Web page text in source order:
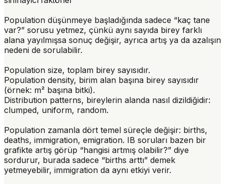
Population düşünmeye başladığında sadece “kaç tane
var?” sorusu yetmez, çünkü aynı sayıda birey farklı
alana yayılmışsa sonuç değişir, ayrıca artış ya da azalışın
nedeni de sorulabilir.
Population size, toplam birey sayısıdır.
Population density, birim alan başına birey sayısıdır
(örnek: m² başına bitki).
Distribution patterns, bireylerin alanda nasıl dizildiğidir:
clumped, uniform, random.
Population zamanla dört temel süreçle değişir: births,
deaths, immigration, emigration. IB soruları bazen bir
grafikte artış görüp “hangisi artmış olabilir?” diye
sordurur, burada sadece “births arttı” demek
yetmeyebilir, immigration da aynı etkiyi verir.